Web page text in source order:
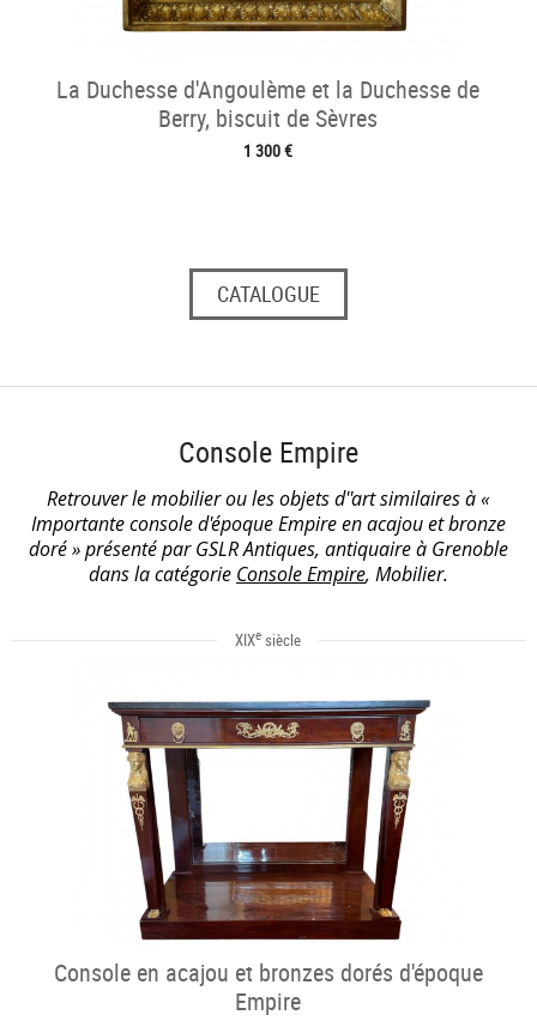
La Duchesse d'Angoulème et la Duchesse de
Berry, biscuit de Sèvres
1 300 €
CATALOGUE
Console Empire
Retrouver le mobilier ou les objets d''art similaires à «
Importante console d'époque Empire en acajou et bronze
doré » présenté par GSLR Antiques, antiquaire à Grenoble
dans la catégorie Console Empire, Mobilier.
XIXe siècle
Console en acajou et bronzes dorés d'époque
Empire